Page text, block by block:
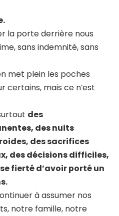
la porte derrière nous
sans indemnité, sans
met plein les poches
certains, mais ce n’est
des
des nuits
des sacrifices
des décisions difficiles,
fierté d’avoir porté un
à assumer nos
notre famille, notre